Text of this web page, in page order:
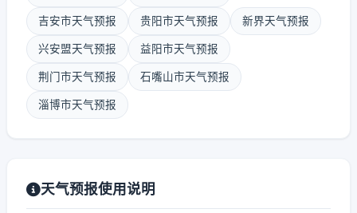
吉安市天气预报 贵阳市天气预报 新界天气预报
兴安盟天气预报 益阳市天气预报
荆门市天气预报 石嘴山市天气预报
淄博市天气预报
天气预报使用说明